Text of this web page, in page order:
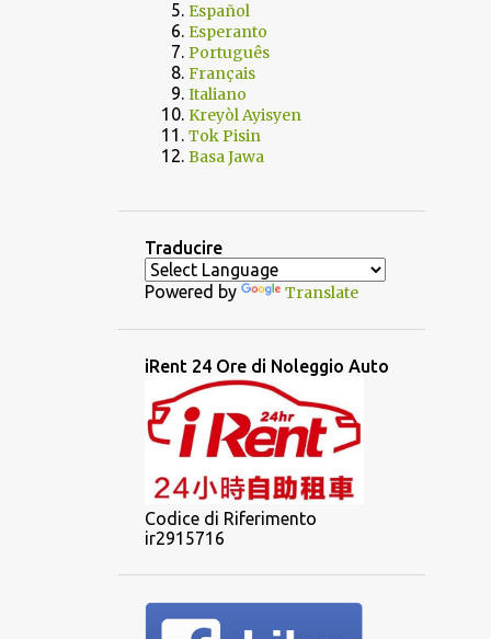
Español
Esperanto
Português
Français
Italiano
Kreyòl Ayisyen
Tok Pisin
Basa Jawa
Traducire
Powered by Translate
iRent 24 Ore di Noleggio Auto
Codice di Riferimento
ir2915716